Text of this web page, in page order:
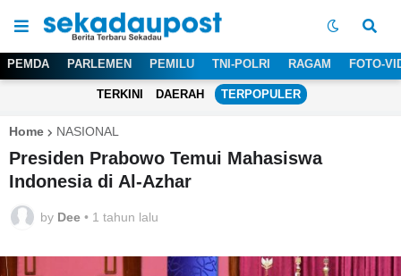
PEMDA PARLEMEN PEMILU TNI-POLRI RAGAM FOTO-
TERKINI DAERAH TERPOPULER
Home NASIONAL
Presiden Prabowo Temui Mahasiswa
Indonesia di Al-Azhar
by Dee • 1 tahun lalu